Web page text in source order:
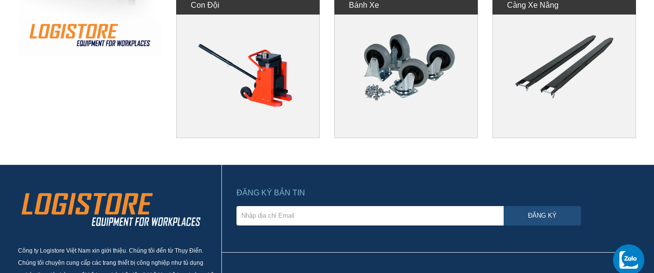
Con Đội Bánh Xe Càng Xe Nâng
Công ty Logistore Việt Nam xin giới thiệu. Chúng tôi đến từ Thụy Điển.
Chúng tôi chuyên cung cấp các trang thiết bị công nghiệp như tủ dụng
ĐĂNG KÝ BẢN TIN
ĐĂNG KÝ